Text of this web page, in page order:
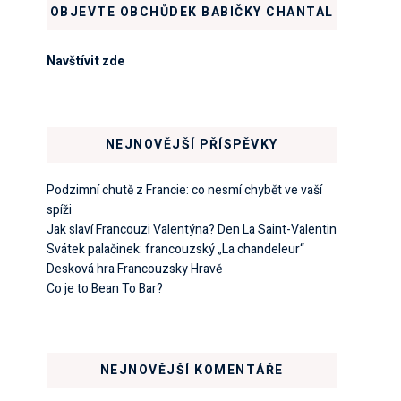
OBJEVTE OBCHŮDEK BABIČKY CHANTAL
Navštívit zde
NEJNOVĚJŠÍ PŘÍSPĚVKY
Podzimní chutě z Francie: co nesmí chybět ve vaší
spíži
Jak slaví Francouzi Valentýna? Den La Saint-Valentin
Svátek palačinek: francouzský „La chandeleur“
Desková hra Francouzsky Hravě
Co je to Bean To Bar?
NEJNOVĚJŠÍ KOMENTÁŘE